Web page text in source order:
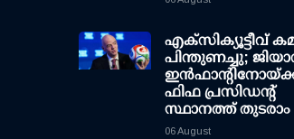
എക്സിക്യൂട്ടീവ്
പിന്തുണച്ചു;
ഫിഫ പ്രസിഡന്റ്
സ്ഥാനത്ത് തുടരാം
06 August